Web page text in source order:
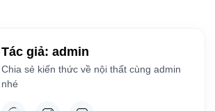
Tác giả: admin
Chia sẻ kiến thức về nội thất cùng admin
nhé